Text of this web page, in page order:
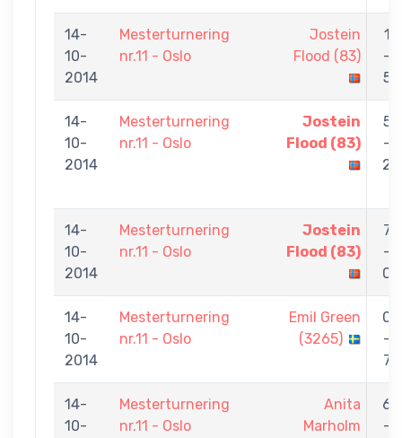
14-
10-
2014
Mesterturnering
nr.11 - Oslo
Jostein
Flood (83)
1
-
5
14-
10-
2014
Mesterturnering
nr.11 - Oslo
Jostein
Flood (83)
5
-
2
14-
10-
2014
Mesterturnering
nr.11 - Oslo
Jostein
Flood (83)
7
-
0
14-
10-
2014
Mesterturnering
nr.11 - Oslo
Emil Green
(3265)
0
-
7
14-
10-
Mesterturnering
nr.11 - Oslo
Anita
Marholm
6
-